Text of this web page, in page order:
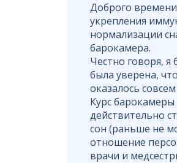
Доброго
укрепления
нормализации
барокамера.
Честно говоря, я
была уверена,
оказалось
Курс
действительно
сон (раньше не
отношение
врачи и